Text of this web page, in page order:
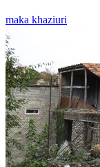
maka khaziuri